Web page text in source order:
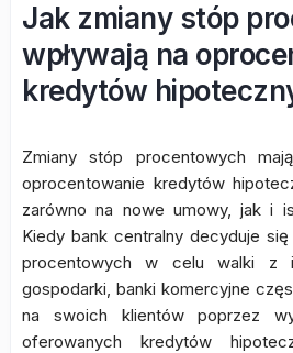
Jak zmiany stóp
wpływają na
kredytów
Zmiany stóp procentowych
oprocentowanie kredytów
zarówno na nowe umowy, jak i
Kiedy bank centralny decyduje
procentowych w celu walki z
gospodarki, banki komercyjne
na swoich klientów poprzez
oferowanych kredytów